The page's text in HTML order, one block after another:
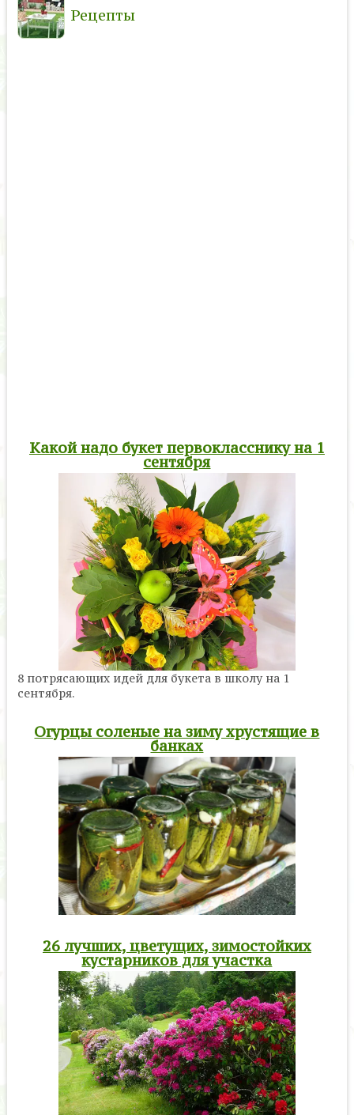
Рецепты
Какой надо букет первокласснику на 1
сентября
8 потрясающих идей для букета в школу на 1
сентября.
Огурцы соленые на зиму хрустящие в
банках
26 лучших, цветущих, зимостойких
кустарников для участка